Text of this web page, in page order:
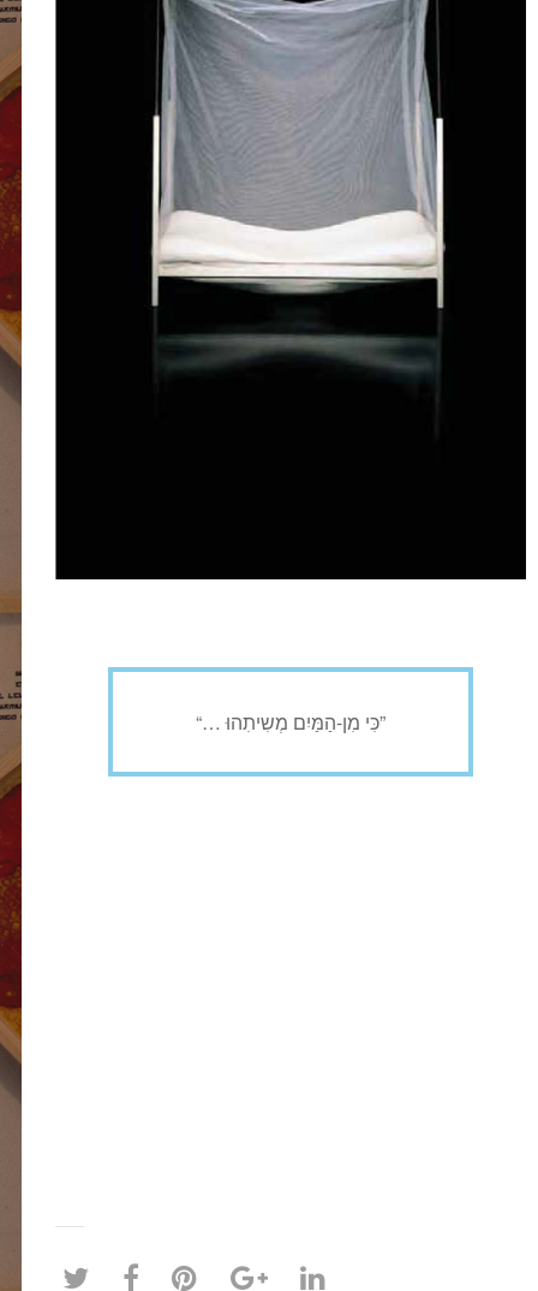
“… כִּי מִן-הַמַּיִם מְשִיתִהוּ”